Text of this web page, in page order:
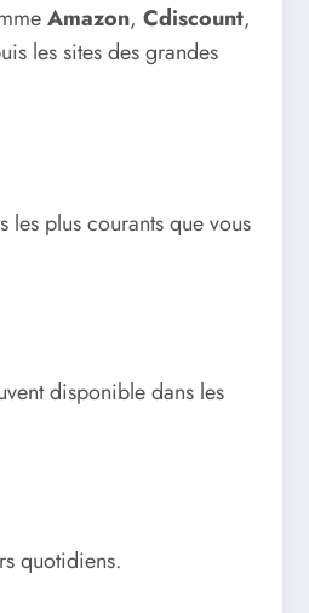
Amazon, Cdiscount,
les sites des grandes
plus courants que vous
disponible dans les
quotidiens.